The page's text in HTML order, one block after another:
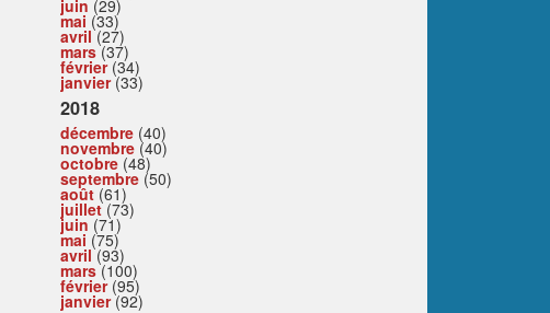
juin (29)
mai (33)
avril(27)
mars(37)
février(34)
janvier(33)
2018
décembre (40)
novembre (40)
octobre (48)
septembre (50)
août (61)
juillet(73)
juin (71)
mai (75)
avril(93)
mars(100)
février(95)
janvier(92)